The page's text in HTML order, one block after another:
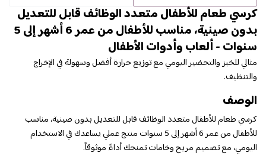
كرسي طعام للأطفال متعدد الوظائف قابل للتعديل
بدون صينية، مناسب للأطفال من عمر 6 أشهر إلى 5
سنوات - ألعاب وأدوات الأطفال
مثالي للخبز والتحضير اليومي مع توزيع حرارة أفضل وسهولة في الإخراج
والتنظيف.
الوصف
كرسي طعام للأطفال متعدد الوظائف قابل للتعديل بدون صينية، مناسب
للأطفال من عمر 6 أشهر إلى 5 سنوات منتج عملي يساعدك في الاستخدام
اليومي، مع تصميم مريح وخامات تمنحك أداءً موثوقاً.